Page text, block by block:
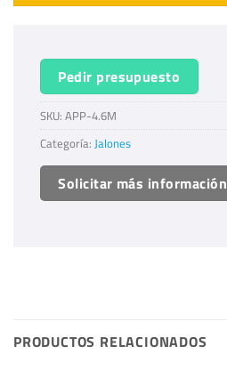
Pedir presupuesto
SKU: APP-4.6M
Categoría: Jalones
Solicitar más información
PRODUCTOS RELACIONADOS